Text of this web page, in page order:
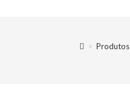
> Produtos